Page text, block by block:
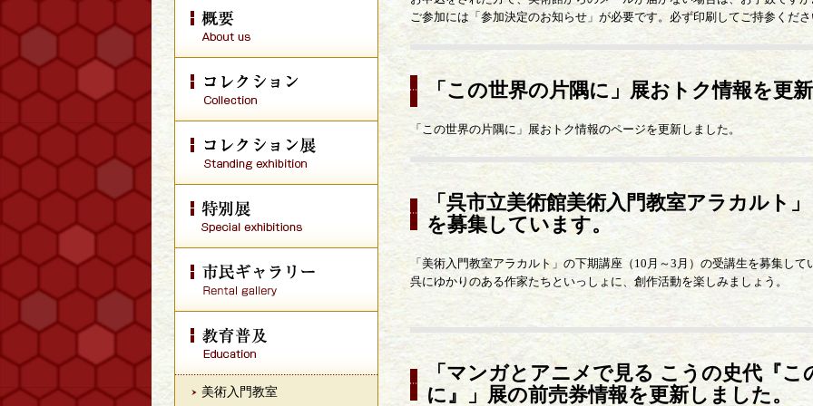
美術入門教室
ご参加には「参加決定のお知らせ」が必要です。必ず印刷してご持参くだ
「この世界の片隅に」展おトク情報を更
「この世界の片隅に」展おトク情報のページを更新しました。
「呉市立美術館美術入門教室アラカルト
を募集しています。
「美術入門教室アラカルト」の下期講座（10月～3月）の受講生を募集して
呉にゆかりのある作家たちといっしょに、創作活動を楽しみましょう。
「マンガとアニメで見る こうの史代『こ
に』」展の前売券情報を更新しました。